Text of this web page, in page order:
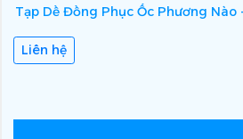
Tạp Dề Đồng Phục Ốc Phương Nào
Liên hệ